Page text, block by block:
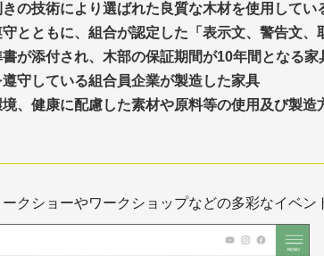
の技術により選ばれた良質な木材を使用してい
とともに、組合が認定した「表示文、警告文
が添付され、木部の保証期間が10年間となる家
守している組合員企業が製造した家具
、健康に配慮した素材や原料等の使用及び製
クショーやワークショップなどの多彩なイベン